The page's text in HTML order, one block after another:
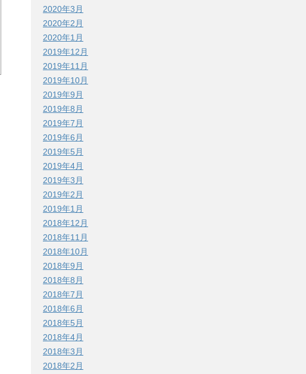
2020年3月
2020年2月
2020年1月
2019年12月
2019年11月
2019年10月
2019年9月
2019年8月
2019年7月
2019年6月
2019年5月
2019年4月
2019年3月
2019年2月
2019年1月
2018年12月
2018年11月
2018年10月
2018年9月
2018年8月
2018年7月
2018年6月
2018年5月
2018年4月
2018年3月
2018年2月